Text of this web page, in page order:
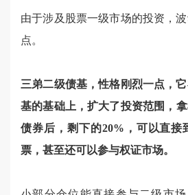
由于涉及股票一级市场的投资，
点。
三弟二级债基，性格刚烈一点，
基的基础上，扩大了投资范围，
债券后，剩下的20%，可以直接
票，甚至还可以参与权证市场。